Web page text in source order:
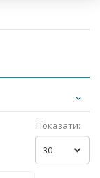
Показати:
30